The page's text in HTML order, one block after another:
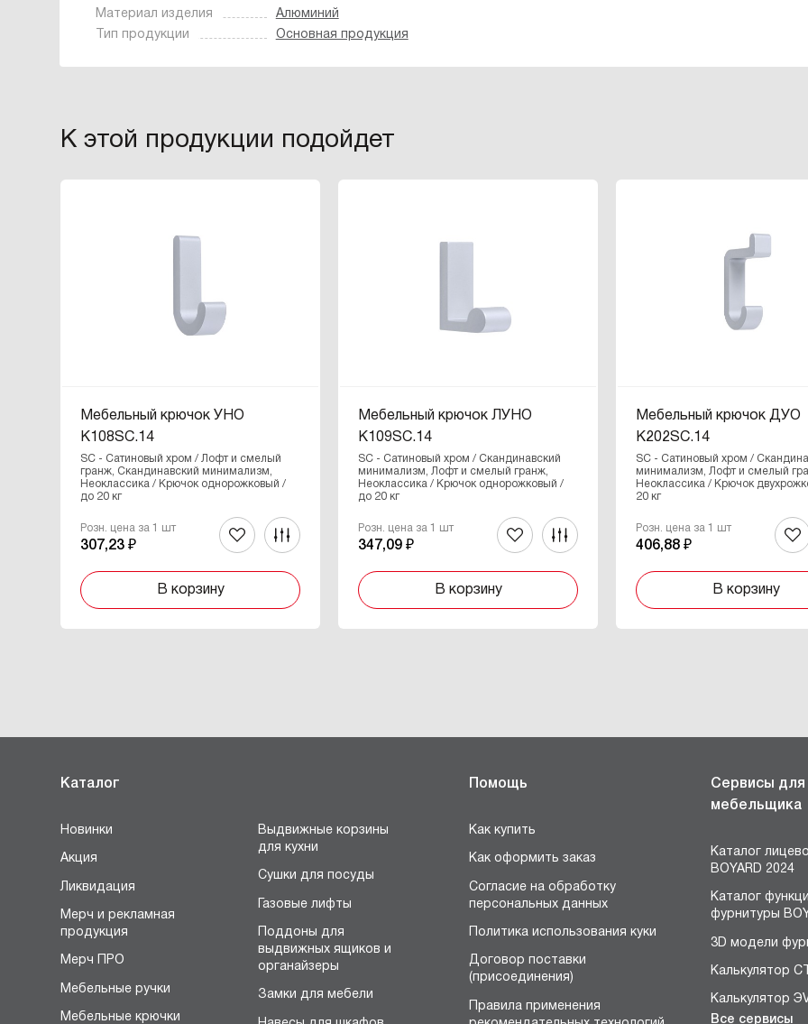
Материал изделия
Алюминий
Тип продукции
Основная продукция
К этой продукции подойдет
Мебельный крючок УНО
K108SC.14
SC - Сатиновый хром / Лофт и смелый
гранж, Скандинавский минимализм,
Неоклассика / Крючок однорожковый /
до 20 кг
Розн. цена за 1 шт
307,23 ₽
В корзину
Мебельный крючок ЛУНО
K109SC.14
SC - Сатиновый хром / Скандинавский
минимализм, Лофт и смелый гранж,
Неоклассика / Крючок однорожковый /
до 20 кг
Розн. цена за 1 шт
347,09 ₽
В корзину
Мебельный крючок ДУО
K202SC.14
SC - Сатиновый хром /
минимализм, Лофт и смелый
Неоклассика / Крючок
20 кг
Розн. цена за 1 шт
406,88 ₽
В корзину
Каталог
Новинки
Акция
Ликвидация
Мерч и рекламная
продукция
Мерч ПРО
Мебельные ручки
Мебельные крючки
Выдвижные корзины
для кухни
Сушки для посуды
Газовые лифты
Поддоны для
выдвижных ящиков и
органайзеры
Замки для мебели
Помощь
Как купить
Как оформить заказ
Согласие на обработку
персональных данных
Политика использования куки
Договор поставки
(присоединения)
Правила применения
Сервисы для
мебельщика
Каталог
BOYARD 2024
Каталог
фурнитуры
3D модели
Калькулятор
Калькулятор
Все сервисы